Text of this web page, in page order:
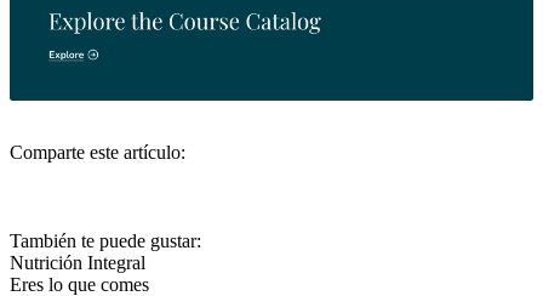
Comparte este artículo:
También te puede gustar:
Nutrición Integral
Eres lo que comes